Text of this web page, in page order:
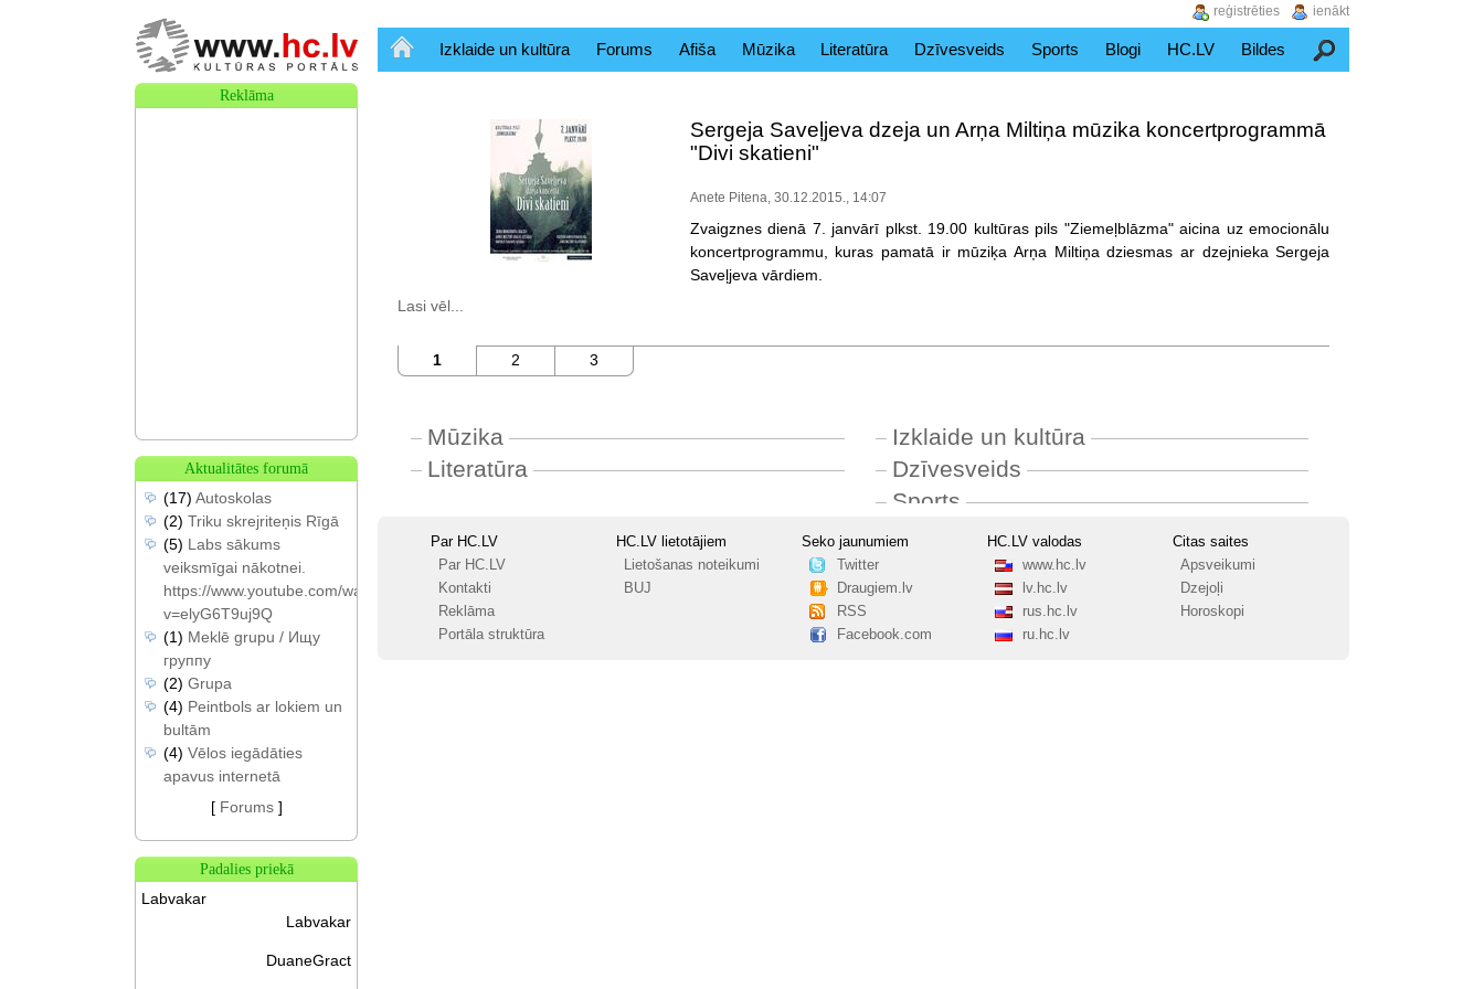
SākumlapaIzklaide un kultūra Forums Afiša Mūzika Literatūra Dzīvesveids Sports Blogi HC.LV Bildes Meklēšana
Sergeja Saveļjeva dzeja un Arņa Miltiņa mūzika koncertprogrammā
"Divi skatieni"
Anete Pitena, 30.12.2015., 14:07
Zvaigznes dienā 7. janvārī plkst. 19.00 kultūras pils "Ziemeļblāzma" aicina uz emocionālu
koncertprogrammu, kuras pamatā ir mūziķa Arņa Miltiņa dziesmas ar dzejnieka Sergeja
Saveļjeva vārdiem.
Lasi vēl...
1 2 3
Mūzika
Literatūra
Izklaide un kultūra
Dzīvesveids
Sports
Par HC.LV
Par HC.LV
Kontakti
Reklāma
Portāla struktūra
HC.LV lietotājiem
Lietošanas noteikumi
BUJ
Seko jaunumiem
Twitter
Draugiem.lv
RSS
Facebook.com
HC.LV valodas
www.hc.lv
lv.hc.lv
rus.hc.lv
ru.hc.lv
Citas saites
Apsveikumi
Dzejoļi
Horoskopi
Reklāma
Aktualitātes forumā
(17) Autoskolas
(2) Triku skrejriteņis Rīgā
(5) Labs sākums
veiksmīgai nākotnei.
https://www.youtube.com/watch?
v=elyG6T9uj9Q
(1) Meklē grupu / Ищу
группу
(2) Grupa
(4) Peintbols ar lokiem un
bultām
(4) Vēlos iegādāties
apavus internetā
[ Forums]
Padalies priekā
Labvakar
Labvakar
DuaneGract
ienākt
reģistrēties